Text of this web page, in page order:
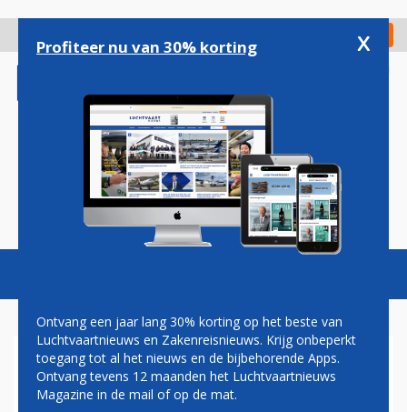
gaan
Check in
Magazine Podcasts Vacatures
KEROSINEHEFFING
Profiteer nu van 30% korting x
Ontvang een jaar lang 30% korting op het beste van
Luchtvaartnieuws en Zakenreisnieuws. Krijg onbeperkt
toegang tot al het nieuws en de bijbehorende Apps.
Ontvang tevens 12 maanden het Luchtvaartnieuws
Magazine in de mail of op de mat.